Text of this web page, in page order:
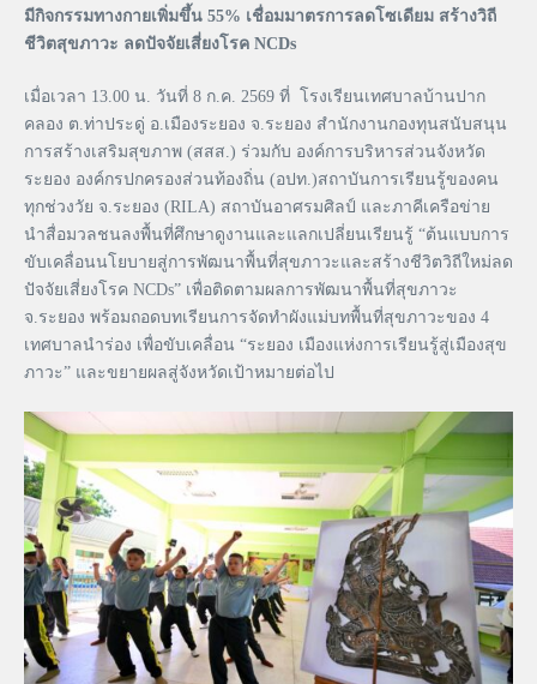
มีกิจกรรมทางกายเพิ่มขึ้น 55% เชื่อมมาตรการลดโซเดียม สร้างวิถี
ชีวิตสุขภาวะ ลดปัจจัยเสี่ยงโรค NCDs
เมื่อเวลา 13.00 น. วันที่ 8 ก.ค. 2569 ที่ โรงเรียนเทศบาลบ้านปาก
คลอง ต.ท่าประดู่ อ.เมืองระยอง จ.ระยอง สำนักงานกองทุนสนับสนุน
การสร้างเสริมสุขภาพ (สสส.) ร่วมกับ องค์การบริหารส่วนจังหวัด
ระยอง องค์กรปกครองส่วนท้องถิ่น (อปท.)สถาบันการเรียนรู้ของคน
ทุกช่วงวัย จ.ระยอง (RILA) สถาบันอาศรมศิลป์ และภาคีเครือข่าย
นำสื่อมวลชนลงพื้นที่ศึกษาดูงานและแลกเปลี่ยนเรียนรู้ “ต้นแบบการ
ขับเคลื่อนนโยบายสู่การพัฒนาพื้นที่สุขภาวะและสร้างชีวิตวิถีใหม่ลด
ปัจจัยเสี่ยงโรค NCDs” เพื่อติดตามผลการพัฒนาพื้นที่สุขภาวะ
จ.ระยอง พร้อมถอดบทเรียนการจัดทำผังแม่บทพื้นที่สุขภาวะของ 4
เทศบาลนำร่อง เพื่อขับเคลื่อน “ระยอง เมืองแห่งการเรียนรู้สู่เมืองสุข
ภาวะ” และขยายผลสู่จังหวัดเป้าหมายต่อไป